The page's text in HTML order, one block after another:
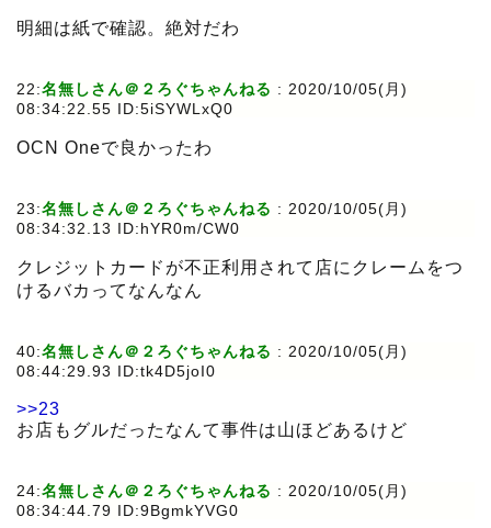
明細は紙で確認。絶対だわ
22:名無しさん＠２ろぐちゃんねる : 2020/10/05(月)
08:34:22.55 ID:5iSYWLxQ0
OCN Oneで良かったわ
23:名無しさん＠２ろぐちゃんねる : 2020/10/05(月)
08:34:32.13 ID:hYR0m/CW0
クレジットカードが不正利用されて店にクレームをつ
けるバカってなんなん
40:名無しさん＠２ろぐちゃんねる : 2020/10/05(月)
08:44:29.93 ID:tk4D5joI0
>>23
お店もグルだったなんて事件は山ほどあるけど
24:名無しさん＠２ろぐちゃんねる : 2020/10/05(月)
08:34:44.79 ID:9BgmkYVG0